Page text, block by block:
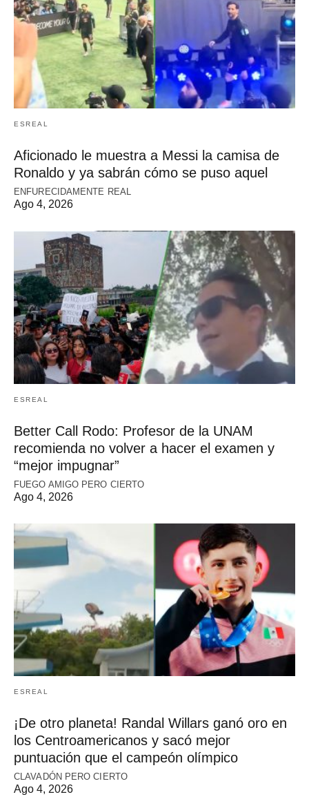
ESREAL
Aficionado le muestra a Messi la camisa de
Ronaldo y ya sabrán cómo se puso aquel
ENFURECIDAMENTE REAL
Ago 4, 2026
ESREAL
Better Call Rodo: Profesor de la UNAM
recomienda no volver a hacer el examen y
“mejor impugnar”
FUEGO AMIGO PERO CIERTO
Ago 4, 2026
ESREAL
¡De otro planeta! Randal Willars ganó oro en
los Centroamericanos y sacó mejor
puntuación que el campeón olímpico
CLAVADÓN PERO CIERTO
Ago 4, 2026